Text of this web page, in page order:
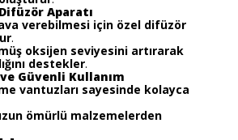
Aparatı
verebilmesi için özel difüzör
.
oksijen seviyesini artırarak
destekler.
Güvenli Kullanım
vantuzları sayesinde kolayca
ömürlü malzemelerden